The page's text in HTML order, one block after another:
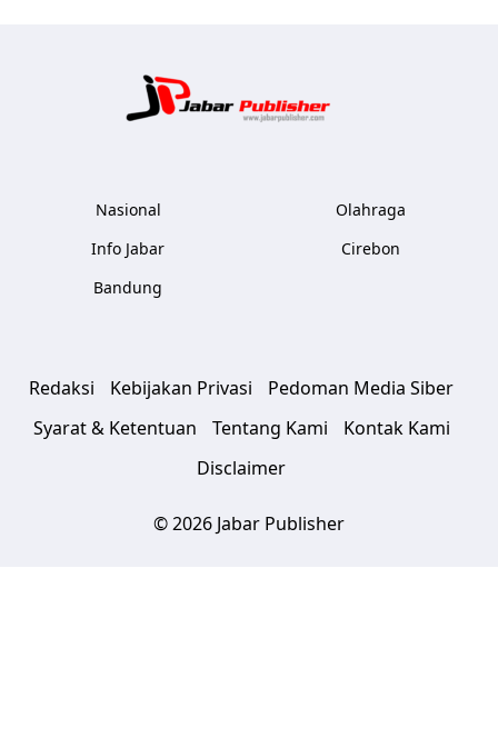
Nasional
Info Jabar
Bandung
Olahraga
Cirebon
Redaksi Kebijakan Privasi
Pedoman Media Siber
Syarat & Ketentuan
Tentang Kami
Kontak Kami
Disclaimer
© 2026 Jabar Publisher